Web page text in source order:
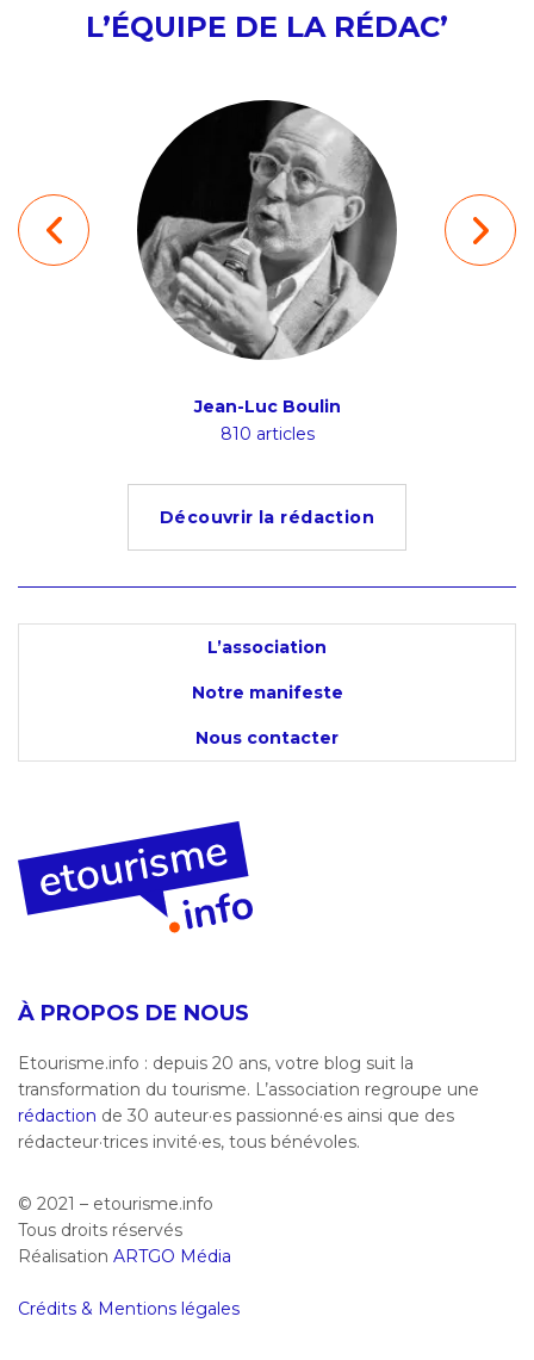
L’ÉQUIPE DE LA RÉDAC’
Jean-Luc Boulin
810 articles
Découvrir la rédaction
L’association
Notre manifeste
Nous contacter
À PROPOS DE NOUS
Etourisme.info : depuis 20 ans, votre blog suit la
transformation du tourisme. L’association regroupe une
rédaction de 30 auteur·es passionné·es ainsi que des
rédacteur·trices invité·es, tous bénévoles.
© 2021 – etourisme.info
Tous droits réservés
Réalisation ARTGO Média
Crédits & Mentions légales